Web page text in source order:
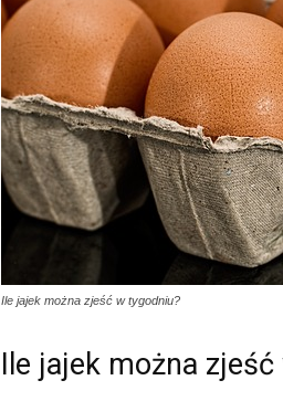
Ile jajek można zjeść w tygodniu?
Ile jajek można